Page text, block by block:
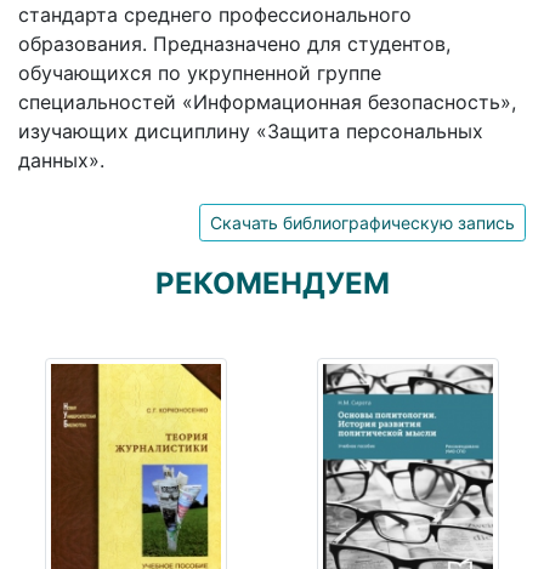
стандарта среднего профессионального
образования. Предназначено для студентов,
обучающихся по укрупненной группе
специальностей «Информационная безопасность»,
изучающих дисциплину «Защита персональных
данных».
Скачать библиографическую запись
РЕКОМЕНДУЕМ